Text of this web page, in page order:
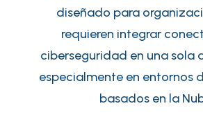
diseñado para
requieren integrar
ciberseguridad en una sola
especialmente en entornos
basados en la